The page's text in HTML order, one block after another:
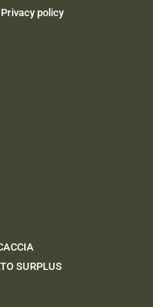
Privacy policy
SURPLUS